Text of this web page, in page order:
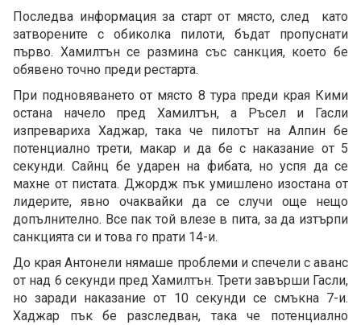
Последва информация за старт от място, след като
затворените с обиколка пилоти, бъдат пропуснати
първо. Хамилтън се размина със санкция, което бе
обявено точно преди рестарта.
При подновяването от място 8 тура преди края Кими
остана начело пред Хамилтън, а Ръсел и Гасли
изпревариха Хаджар, така че пилотът на Алпин бе
потенциално трети, макар и да бе с наказание от 5
секунди. Сайнц бе ударен на фибата, но успя да се
махне от пистата. Джордж пък умишлено изостана от
лидерите, явно очаквайки да се случи още нещо
допълнително. Все пак той влезе в пита, за да изтърпи
санкцията си и това го прати 14-и.
До края Антонели нямаше проблеми и спечели с аванс
от над 6 секунди пред Хамилтън. Трети завърши Гасли,
но заради наказание от 10 секунди се смъкна 7-и.
Хаджар пък бе разследван, така че потенциално